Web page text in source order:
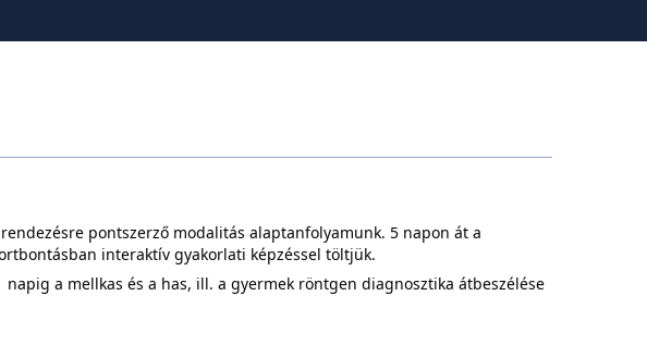
pontszerző modalitás alaptanfolyamunk. 5 napon át a
interaktív gyakorlati képzéssel töltjük.
a mellkas és a has, ill. a gyermek röntgen diagnosztika átbeszélése